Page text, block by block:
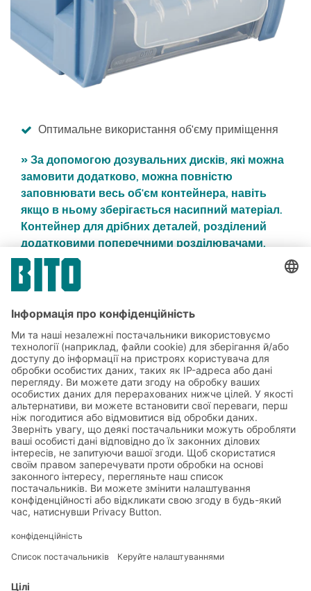
Оптимальне використання об'єму приміщення
» За допомогою дозувальних дисків, які можна
замовити додатково, можна повністю
заповнювати весь об'єм контейнера, навіть
якщо в ньому зберігається насипний матеріал.
Контейнер для дрібних деталей, розділений
додатковими поперечними розділювачами,
дуже легко наповнюється, він ідеально
підходить для застосування в системі «Kanban»
з одним контейнером.
Запобіжні дуги та ручки для перенесення
» Запобіжні дуги — кріпильні засоби, які
запобігають неумисному витягуванню